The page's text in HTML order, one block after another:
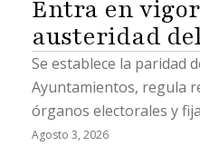
Entra en vigor
austeridad
Se establece la paridad
Ayuntamientos, regula
órganos electorales y
Agosto 3, 2026